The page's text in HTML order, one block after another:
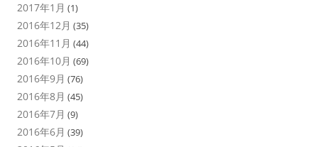
2017年1月 (1)
2016年12月 (35)
2016年11月 (44)
2016年10月 (69)
2016年9月 (76)
2016年8月 (45)
2016年7月 (9)
2016年6月 (39)